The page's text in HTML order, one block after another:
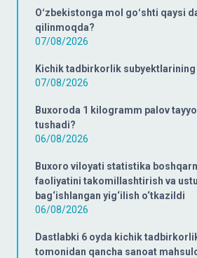
Oʻzbekistonga mol goʻshti qaysi
qilinmoqda?
07/08/2026
Kichik tadbirkorlik
07/08/2026
Buxoroda 1 kilogramm palov
tushadi?
06/08/2026
Buxoro viloyati statistika
faoliyatini takomillashtirish va
bag‘ishlangan yig‘ilish o‘tkazildi
06/08/2026
Dastlabki 6 oyda kichik
tomonidan qancha sanoat